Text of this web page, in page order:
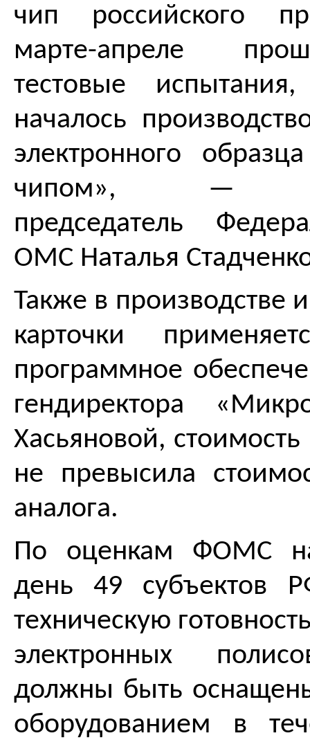
чип российского
марте-апреле
тестовые
началось
электронного
чипом», —
председатель
ОМС Наталья
Также в производстве
карточки
программное
гендиректора
Хасьяновой,
не превысила
аналога.
По оценкам ФОМС
день 49 субъектов
техническую
электронных
должны быть
оборудованием в